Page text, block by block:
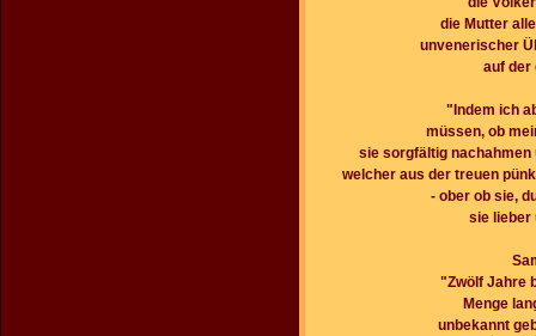
die Mutter
unvenerischer
auf der
"Indem ich
müssen, ob
sie sorgfältig nachahmen
welcher aus der treuen
- ober ob sie,
sie lieber
"Zwölf Jahre
Menge
unbekannt